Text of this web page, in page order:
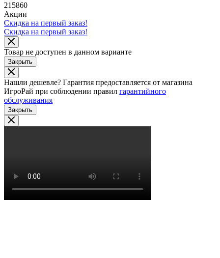
215860
Акции
Скидка на первый заказ!
Скидка на первый заказ!
Товар не доступен в данном варианте
Закрыть
Нашли дешевле? Гарантия предоставляется от магазина
ИгроРай при соблюдении правил гарантийного
обслуживания
Закрыть